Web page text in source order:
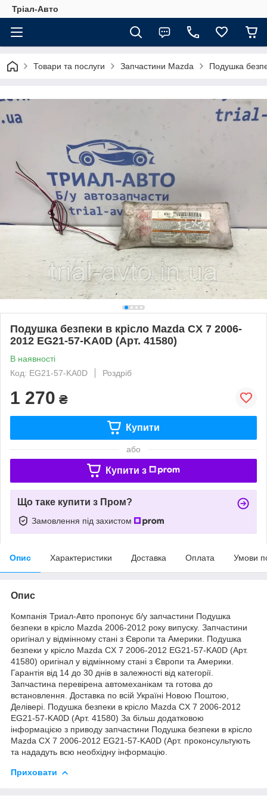
Тріал-Авто
Товари та послуги Запчастини Mazda Подушка
Подушка безпеки в крісло Mazda CX 7 2006-
2012 EG21-57-KA0D (Арт. 41580)
В наявності
Код: EG21-57-KA0D
Роздріб
1 270 ₴
Купити
або
Купити з
Що таке купити з Пром?
Замовлення під захистом
Опис Характеристики Доставка Оплата Умови
Опис
Компанія Триал-Авто пропонує б/у запчастини Подушка
безпеки в крісло Mazda 2006-2012 року випуску. Запчастини
оригінал у відмінному стані з Європи та Америки. Подушка
безпеки у крісло Mazda CX 7 2006-2012 EG21-57-KA0D (Арт.
41580) оригінал у відмінному стані з Європи та Америки.
Гарантія від 14 до 30 днів в залежності від категорії.
Запчастина перевірена автомеханікам та готова до
встановлення. Доставка по всій Україні Новою Поштою,
Делівері. Подушка безпеки в крісло Mazda CX 7 2006-2012
EG21-57-KA0D (Арт. 41580) За більш додатковою
інформацією з приводу запчастини Подушка безпеки в крісло
Mazda CX 7 2006-2012 EG21-57-KA0D (Арт. проконсультують
та нададуть всю необхідну інформацію.
Приховати